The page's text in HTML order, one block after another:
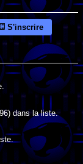
S'inscrire
dans la liste.